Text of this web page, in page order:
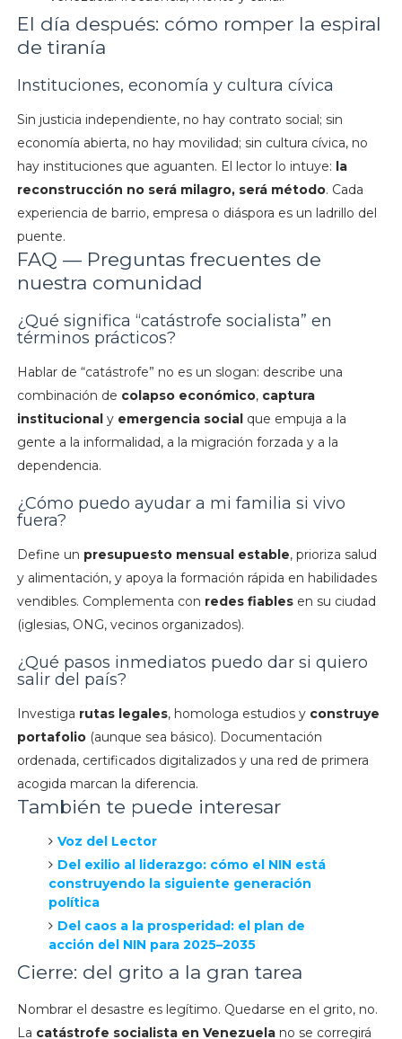
El día después: cómo romper la espiral
de tiranía
Instituciones, economía y cultura cívica
Sin justicia independiente, no hay contrato social; sin
economía abierta, no hay movilidad; sin cultura cívica, no
hay instituciones que aguanten. El lector lo intuye: la
reconstrucción no será milagro, será método. Cada
experiencia de barrio, empresa o diáspora es un ladrillo del
puente.
FAQ — Preguntas frecuentes de
nuestra comunidad
¿Qué significa “catástrofe socialista” en
términos prácticos?
Hablar de “catástrofe” no es un slogan: describe una
combinación de colapso económico, captura
institucional y emergencia social que empuja a la
gente a la informalidad, a la migración forzada y a la
dependencia.
¿Cómo puedo ayudar a mi familia si vivo
fuera?
Define un presupuesto mensual estable, prioriza salud
y alimentación, y apoya la formación rápida en habilidades
vendibles. Complementa con redes fiablesen su ciudad
(iglesias, ONG, vecinos organizados).
¿Qué pasos inmediatos puedo dar si quiero
salir del país?
Investiga rutas legales, homologa estudios y construye
portafolio(aunque sea básico). Documentación
ordenada, certificados digitalizados y una red de primera
acogida marcan la diferencia.
También te puede interesar
Voz del Lector
Del exilio al liderazgo: cómo el NIN está
construyendo la siguiente generación
política
Del caos a la prosperidad: el plan de
acción del NIN para 2025–2035
Cierre: del grito a la gran tarea
Nombrar el desastre es legítimo. Quedarse en el grito, no.
La catástrofe socialista en Venezuelano se corregirá